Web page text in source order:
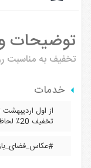
توضیحات
تخفیف به مناسبت
خدمات
از اول
تخفیف 20٪ لحاظ میشود….